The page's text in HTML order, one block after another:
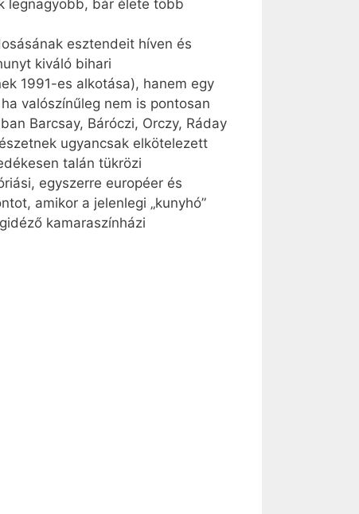
legnagyobb, bár élete több
esztendeit híven és
kiváló bihari
1991-es alkotása), hanem egy
valószínűleg nem is pontosan
Barcsay, Báróczi, Orczy, Ráday
ugyancsak elkötelezett
talán tükrözi
egyszerre européer és
amikor a jelenlegi „kunyhó”
kamaraszínházi